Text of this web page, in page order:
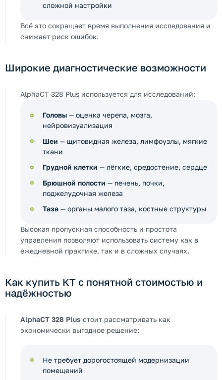
сложной настройки
Всё это сокращает время выполнения исследования и
снижает риск ошибок.
Широкие диагностические возможности
AlphaCT 328 Plus используется для исследований:
Головы — оценка черепа, мозга,
нейровизуализация
Шеи — щитовидная железа, лимфоузлы, мягкие
ткани
Грудной клетки — лёгкие, средостение, сердце
Брюшной полости — печень, почки,
поджелудочная железа
Таза — органы малого таза, костные структуры
Высокая пропускная способность и простота
управления позволяют использовать систему как в
ежедневной практике, так и в сложных случаях.
Как купить КТ с понятной стоимостью и
надёжностью
AlphaCT 328 Plus стоит рассматривать как
экономически выгодное решение:
Не требует дорогостоящей модернизации
помещений